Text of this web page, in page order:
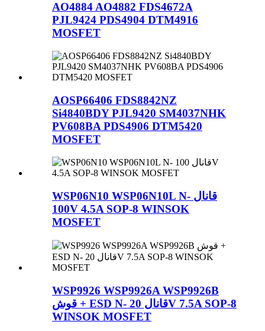
AO4884 AO4882 FDS4672A
PJL9424 PDS4904 DTM4916
MOSFET
AOSP66406 FDS8842NZ
Si4840BDY PJL9420 SM4037NHK
PV608BA PDS4906 DTM5420
MOSFET
WSP06N10 WSP06N10L N- قانال
100V 4.5A SOP-8 WINSOK
MOSFET
WSP9926 WSP9926A WSP9926B
قوش + ESD N- قانال 20V 7.5A SOP-8
WINSOK MOSFET